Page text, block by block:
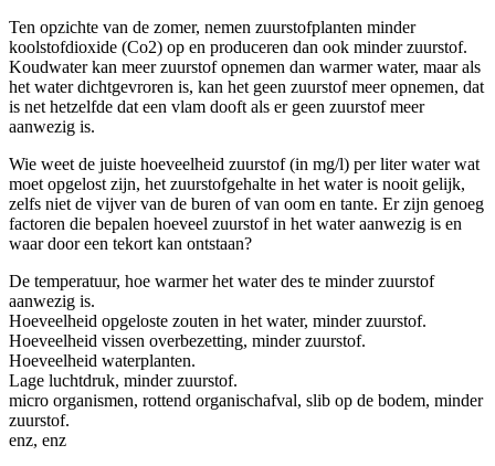
Ten opzichte van de zomer, nemen zuurstofplanten minder
koolstofdioxide (Co2) op en produceren dan ook minder zuurstof.
Koudwater kan meer zuurstof opnemen dan warmer water, maar als
het water dichtgevroren is, kan het geen zuurstof meer opnemen, dat
is net hetzelfde dat een vlam dooft als er geen zuurstof meer
aanwezig is.
Wie weet de juiste hoeveelheid zuurstof (in mg/l) per liter water wat
moet opgelost zijn, het zuurstofgehalte in het water is nooit gelijk,
zelfs niet de vijver van de buren of van oom en tante. Er zijn genoeg
factoren die bepalen hoeveel zuurstof in het water aanwezig is en
waar door een tekort kan ontstaan?
De temperatuur, hoe warmer het water des te minder zuurstof
aanwezig is.
Hoeveelheid opgeloste zouten in het water, minder zuurstof.
Hoeveelheid vissen overbezetting, minder zuurstof.
Hoeveelheid waterplanten.
Lage luchtdruk, minder zuurstof.
micro organismen, rottend organischafval, slib op de bodem, minder
zuurstof.
enz, enz